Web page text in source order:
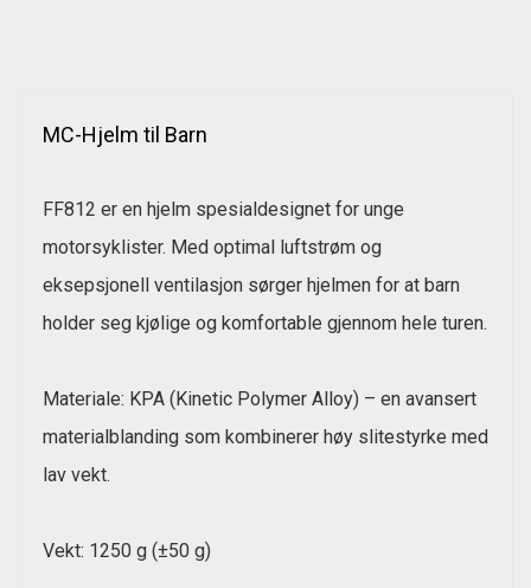
MC-Hjelm til Barn
FF812 er en hjelm spesialdesignet for unge
motorsyklister. Med optimal luftstrøm og
eksepsjonell ventilasjon sørger hjelmen for at barn
holder seg kjølige og komfortable gjennom hele turen.
Materiale: KPA (Kinetic Polymer Alloy) – en avansert
materialblanding som kombinerer høy slitestyrke med
lav vekt.
Vekt: 1250 g (±50 g)